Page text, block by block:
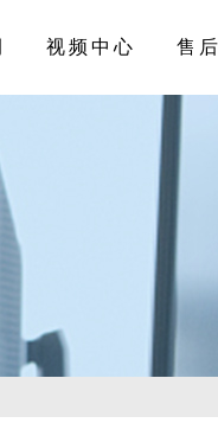
视频中心 售